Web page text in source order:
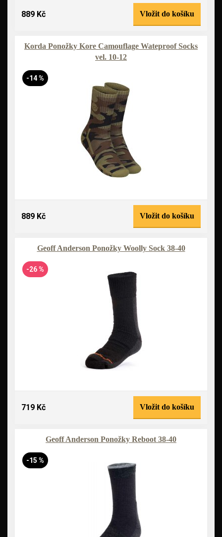
889 Kč Vložit do košíku
Korda Ponožky Kore Camouflage Wateproof Socks
vel. 10-12
-14 %
889 Kč Vložit do košíku
Geoff Anderson Ponožky Woolly Sock 38-40
-26 %
719 Kč Vložit do košíku
Geoff Anderson Ponožky Reboot 38-40
-15 %